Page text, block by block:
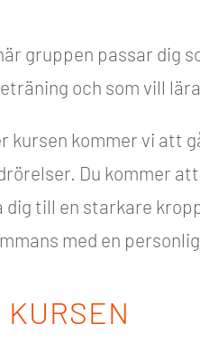
gruppen passar dig
och som vill
kursen kommer vi att
Du kommer
dig till en starkare
med en
KURSEN